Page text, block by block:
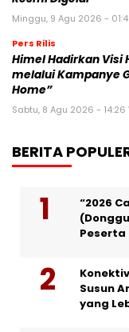
Minggu, 9 Agu 2026 -
Pers Rilis
Himel Hadirkan Visi
melalui Kampanye
Home”
Sabtu, 8 Agu 2026 - 14:26
BERITA
“2026
Peserta
Susun
yang